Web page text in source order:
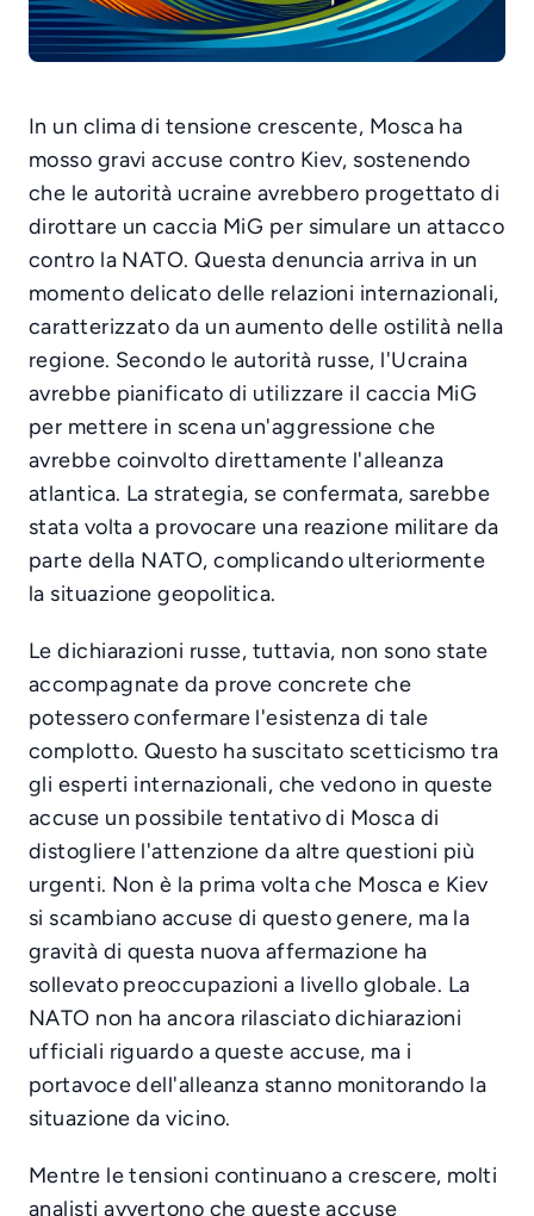
In un clima di tensione crescente, Mosca ha
mosso gravi accuse contro Kiev, sostenendo
che le autorità ucraine avrebbero progettato di
dirottare un caccia MiG per simulare un attacco
contro la NATO. Questa denuncia arriva in un
momento delicato delle relazioni internazionali,
caratterizzato da un aumento delle ostilità nella
regione. Secondo le autorità russe, l'Ucraina
avrebbe pianificato di utilizzare il caccia MiG
per mettere in scena un'aggressione che
avrebbe coinvolto direttamente l'alleanza
atlantica. La strategia, se confermata, sarebbe
stata volta a provocare una reazione militare da
parte della NATO, complicando ulteriormente
la situazione geopolitica.
Le dichiarazioni russe, tuttavia, non sono state
accompagnate da prove concrete che
potessero confermare l'esistenza di tale
complotto. Questo ha suscitato scetticismo tra
gli esperti internazionali, che vedono in queste
accuse un possibile tentativo di Mosca di
distogliere l'attenzione da altre questioni più
urgenti. Non è la prima volta che Mosca e Kiev
si scambiano accuse di questo genere, ma la
gravità di questa nuova affermazione ha
sollevato preoccupazioni a livello globale. La
NATO non ha ancora rilasciato dichiarazioni
ufficiali riguardo a queste accuse, ma i
portavoce dell'alleanza stanno monitorando la
situazione da vicino.
Mentre le tensioni continuano a crescere, molti
analisti avvertono che queste accuse